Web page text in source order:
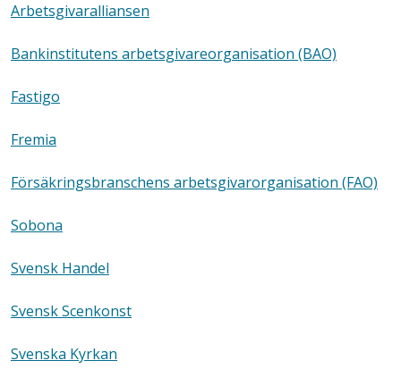
Arbetsgivaralliansen
Bankinstitutens arbetsgivareorganisation (BAO)
Fastigo
Fremia
Försäkringsbranschens arbetsgivarorganisation (FAO)
Sobona
Svensk Handel
Svensk Scenkonst
Svenska Kyrkan